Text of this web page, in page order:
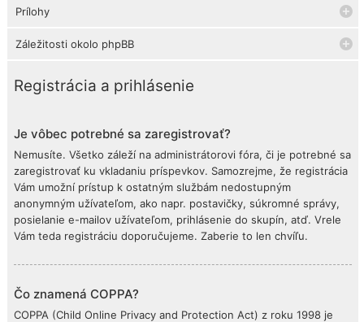
Prílohy
Záležitosti okolo phpBB
Registrácia a prihlásenie
Je vôbec potrebné sa zaregistrovať?
Nemusíte. Všetko záleží na administrátorovi fóra, či je potrebné sa
zaregistrovať ku vkladaniu príspevkov. Samozrejme, že registrácia
Vám umožní prístup k ostatným službám nedostupným
anonymným užívateľom, ako napr. postavičky, súkromné správy,
posielanie e-mailov užívateľom, prihlásenie do skupín, atď. Vrele
Vám teda registráciu doporučujeme. Zaberie to len chvíľu.
Čo znamená COPPA?
COPPA (Child Online Privacy and Protection Act) z roku 1998 je